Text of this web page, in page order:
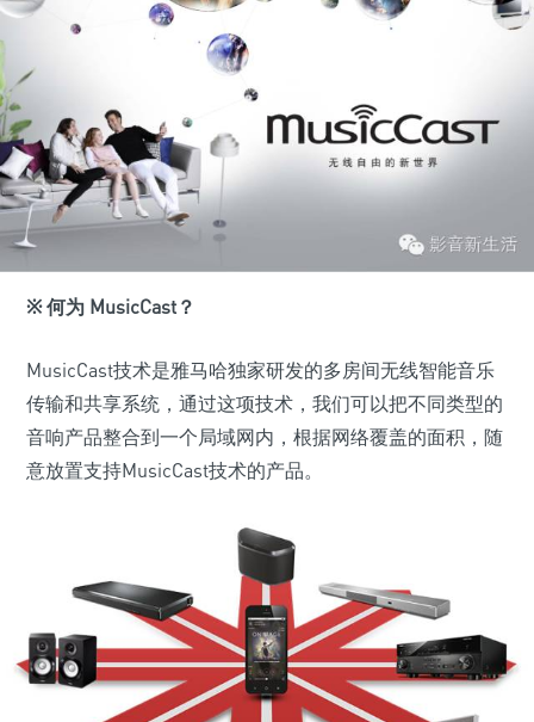
※ 何为 MusicCast？
MusicCast技术是雅马哈独家研发的多房间无线智能音乐
传输和共享系统，通过这项技术，我们可以把不同类型的
音响产品整合到一个局域网内，根据网络覆盖的面积，随
意放置支持MusicCast技术的产品。